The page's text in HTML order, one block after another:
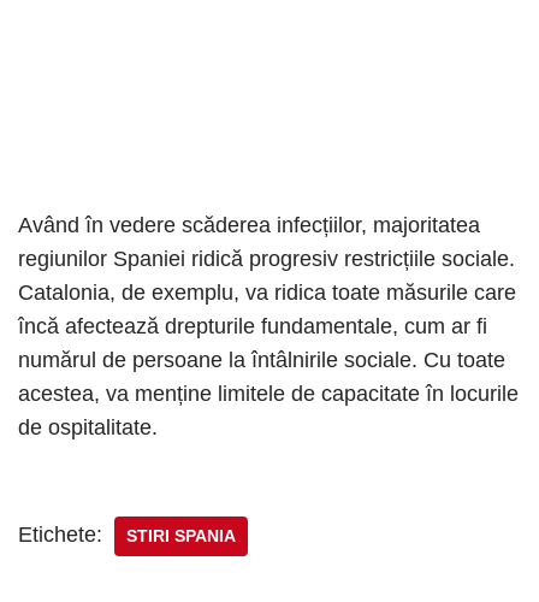
Având în vedere scăderea infecțiilor, majoritatea
regiunilor Spaniei ridică progresiv restricțiile sociale.
Catalonia, de exemplu, va ridica toate măsurile care
încă afectează drepturile fundamentale, cum ar fi
numărul de persoane la întâlnirile sociale. Cu toate
acestea, va menține limitele de capacitate în locurile
de ospitalitate.
Etichete: STIRI SPANIA